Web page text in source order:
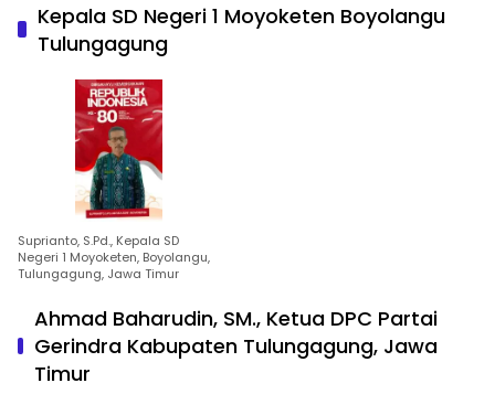
Kepala SD Negeri 1 Moyoketen Boyolangu
Tulungagung
Suprianto, S.Pd., Kepala SD
Negeri 1 Moyoketen, Boyolangu,
Tulungagung, Jawa Timur
Ahmad Baharudin, SM., Ketua DPC Partai
Gerindra Kabupaten Tulungagung, Jawa
Timur